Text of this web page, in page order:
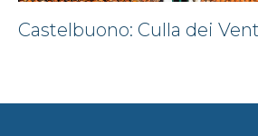
Castelbuono: Culla dei